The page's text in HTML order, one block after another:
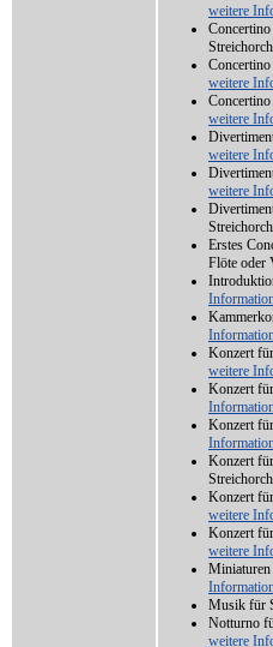
weitere
weitere
weitere
weitere
weitere
Erstes
Flöte oder
Konzert
weitere
Konzert
Konzert
Konzert
Konzert
weitere
Konzert
weitere
Miniaturen
Musik für
Notturno
weitere